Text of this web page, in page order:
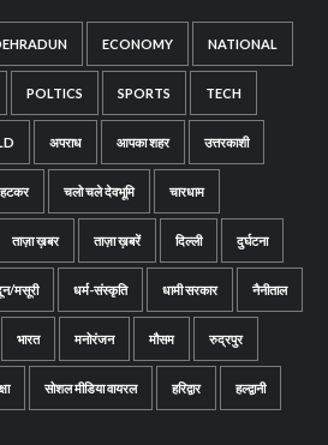
ECONOMY NATIONAL
POLTICS SPORTS TECH
अपराध आपका शहर उत्तरकाशी
चलो चले देवभूमि चारधाम
ताज़ा ख़बर ताज़ा ख़बरें दिल्ली दुर्घटना
मसूरी धर्म-संस्कृति धामी सरकार नैनीताल
भारत मनोरंजन मौसम रुद्रपुर
सोशल मीडिया वायरल हरिद्वार हल्द्वानी